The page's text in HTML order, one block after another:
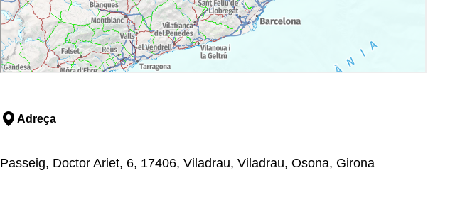
Adreça
Passeig, Doctor Ariet, 6, 17406, Viladrau, Viladrau, Osona, Girona